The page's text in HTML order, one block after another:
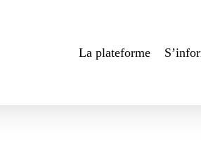
La plateforme